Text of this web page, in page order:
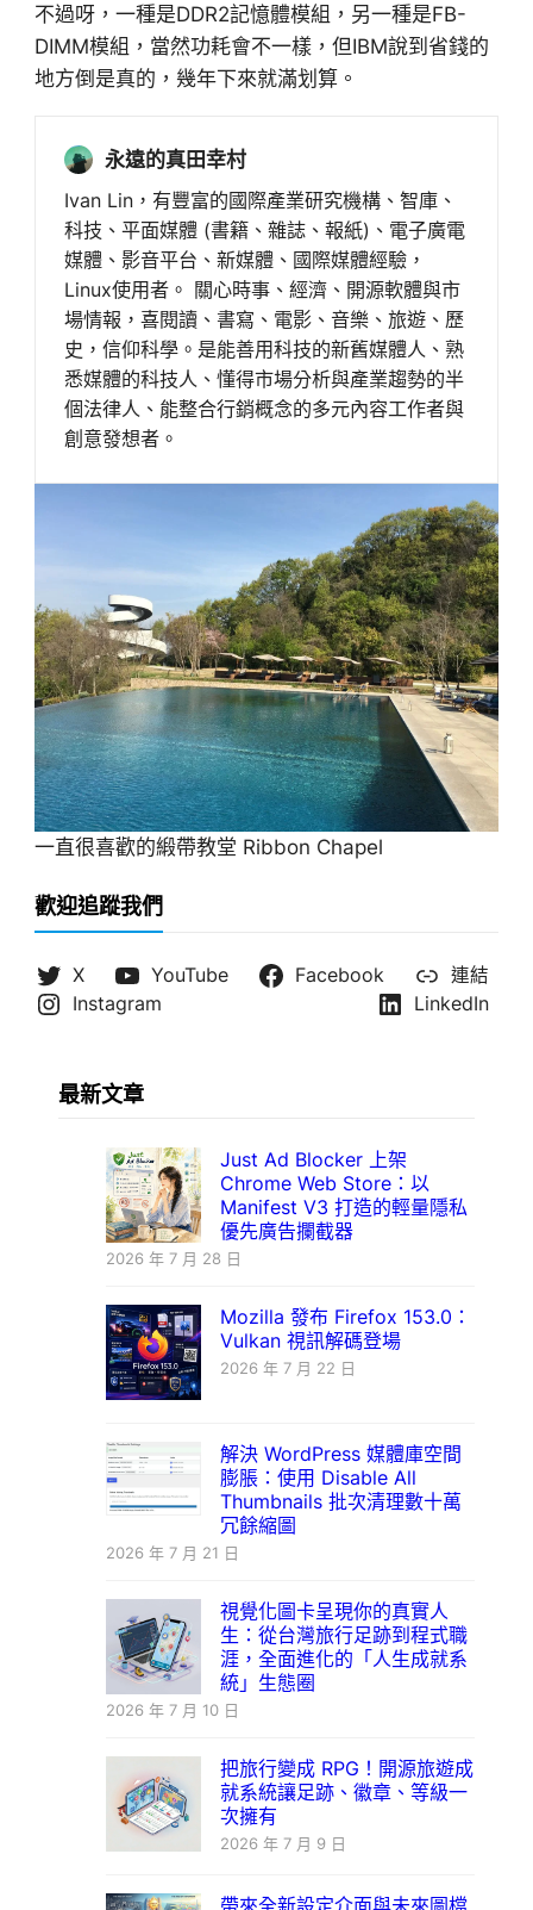
不過呀，一種是DDR2記憶體模組，另一種是FB-
DIMM模組，當然功耗會不一樣，但IBM說到省錢的
地方倒是真的，幾年下來就滿划算。
永遠的真田幸村
Ivan Lin，有豐富的國際產業研究機構、智庫、
科技、平面媒體 (書籍、雜誌、報紙)、電子廣電
媒體、影音平台、新媒體、國際媒體經驗，
Linux使用者。 關心時事、經濟、開源軟體與市
場情報，喜閱讀、書寫、電影、音樂、旅遊、歷
史，信仰科學。是能善用科技的新舊媒體人、熟
悉媒體的科技人、懂得市場分析與產業趨勢的半
個法律人、能整合行銷概念的多元內容工作者與
創意發想者。
一直很喜歡的緞帶教堂 Ribbon Chapel
歡迎追蹤我們
X YouTube Facebook
連結
Instagram
LinkedIn
最新文章
Just Ad Blocker 上架
Chrome Web Store：以
Manifest V3 打造的輕量隱私
優先廣告攔截器
2026 年 7 月 28 日
Mozilla 發布 Firefox 153.0：
Vulkan 視訊解碼登場
2026 年 7 月 22 日
解決 WordPress 媒體庫空間
膨脹：使用 Disable All
Thumbnails 批次清理數十萬
冗餘縮圖
2026 年 7 月 21 日
視覺化圖卡呈現你的真實人
生：從台灣旅行足跡到程式職
涯，全面進化的「人生成就系
統」生態圈
2026 年 7 月 10 日
把旅行變成 RPG！開源旅遊成
就系統讓足跡、徽章、等級一
次擁有
2026 年 7 月 9 日